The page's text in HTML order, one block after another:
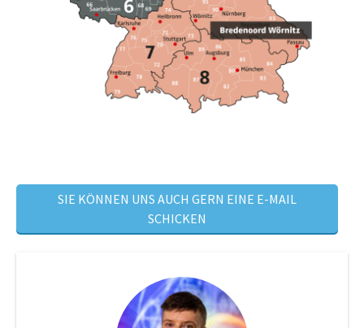
SIE KÖNNEN UNS AUCH GERN EINE E-MAIL
SCHICKEN